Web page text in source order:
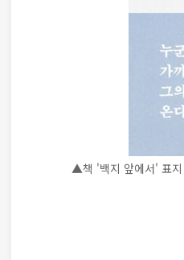
▲책 '백지 앞에서' 표지